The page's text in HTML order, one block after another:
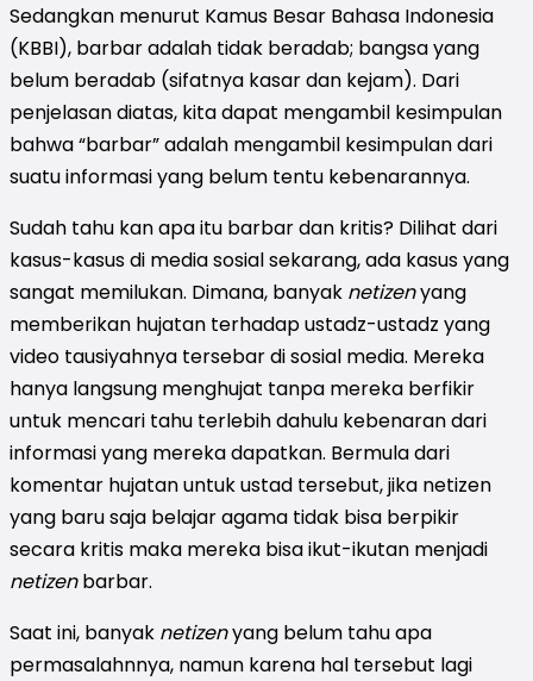
Sedangkan menurut Kamus Besar Bahasa Indonesia
(KBBI), barbar adalah tidak beradab; bangsa yang
belum beradab (sifatnya kasar dan kejam). Dari
penjelasan diatas, kita dapat mengambil kesimpulan
bahwa “barbar” adalah mengambil kesimpulan dari
suatu informasi yang belum tentu kebenarannya.
Sudah tahu kan apa itu barbar dan kritis? Dilihat dari
kasus-kasus di media sosial sekarang, ada kasus yang
sangat memilukan. Dimana, banyak netizenyang
memberikan hujatan terhadap ustadz-ustadz yang
video tausiyahnya tersebar di sosial media. Mereka
hanya langsung menghujat tanpa mereka berfikir
untuk mencari tahu terlebih dahulu kebenaran dari
informasi yang mereka dapatkan. Bermula dari
komentar hujatan untuk ustad tersebut, jika netizen
yang baru saja belajar agama tidak bisa berpikir
secara kritis maka mereka bisa ikut-ikutan menjadi
netizenbarbar.
Saat ini, banyak netizenyang belum tahu apa
permasalahnnya, namun karena hal tersebut lagi